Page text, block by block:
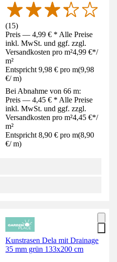
(15)
Preis — 4,99 € * Alle Preise
inkl. MwSt. und ggf. zzgl.
Versandkosten pro m²4,99 €*/
m²
Entspricht 9,98 € pro m(9,98
€/ m)
Bei Abnahme von 66 m:
Preis — 4,45 € * Alle Preise
inkl. MwSt. und ggf. zzgl.
Versandkosten pro m²4,45 €*/
m²
Entspricht 8,90 € pro m(8,90
€/ m)
Kunstrasen Dela mit Drainage
35 mm grün 133x200 cm